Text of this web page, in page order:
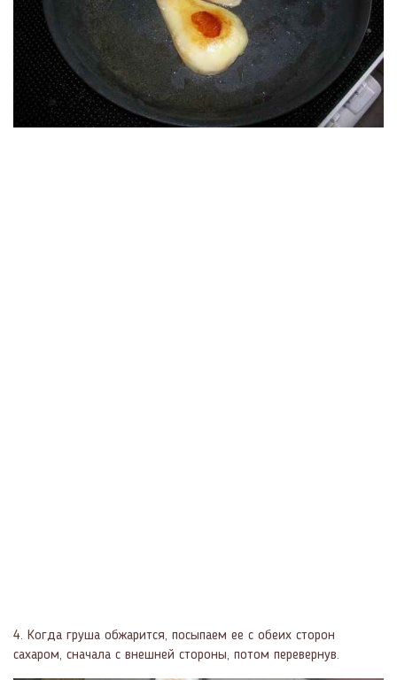
4. Когда груша обжарится, посыпаем ее с обеих сторон
сахаром, сначала с внешней стороны, потом перевернув.